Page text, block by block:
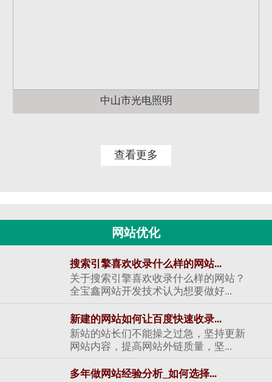
中山市光电照明
查看更多
网站优化
搜索引擎喜欢收录什么样的网站...
关于搜索引擎喜欢收录什么样的网站？
全宝鑫网站开发技术认为想要做好...
新建的网站如何让百度快速收录...
新站的站长们不能操之过急，坚持更新
网站内容，提高网站外链质量，坚...
多年做网站经验分析_如何选择...